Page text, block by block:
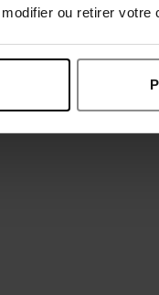
ou retirer
Oublié